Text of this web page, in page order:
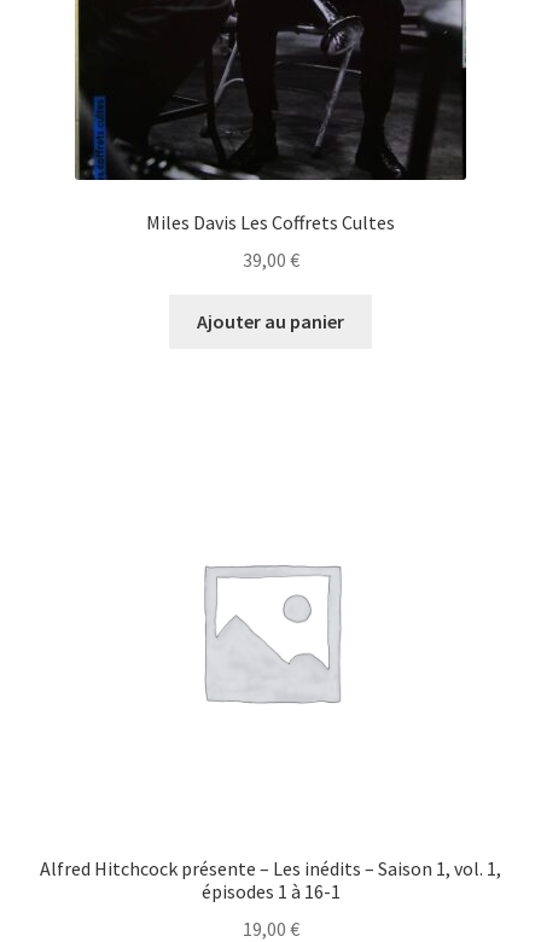
Miles Davis Les Coffrets Cultes
39,00 €
Ajouter au panier
Alfred Hitchcock présente – Les inédits – Saison 1, vol. 1,
épisodes 1 à 16-1
19,00 €